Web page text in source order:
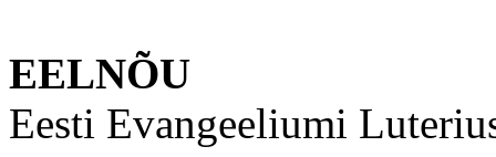
EELNÕU
Eesti Evangeeliumi